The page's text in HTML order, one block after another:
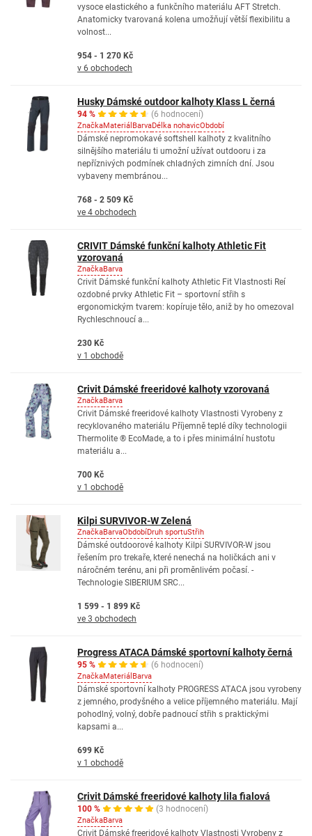
vysoce elastického a funkčního materiálu AFT Stretch.
Anatomicky tvarovaná kolena umožňují větší flexibilitu a
volnost...
954 - 1 270 Kč
v 6 obchodech
Husky Dámské outdoor kalhoty Klass L černá
94 % (6 hodnocení)
ZnačkaMateriál BarvaDélka nohavicObdobí
Dámské nepromokavé softshell kalhoty z kvalitního
silnějšího materiálu ti umožní užívat outdooru i za
nepříznivých podmínek chladných zimních dní. Jsou
vybaveny membránou...
768 - 2 509 Kč
ve 4 obchodech
CRIVIT Dámské funkční kalhoty Athletic Fit
vzorovaná
ZnačkaBarva
Crivit Dámské funkční kalhoty Athletic Fit Vlastnosti Reí
ozdobné prvky Athletic Fit – sportovní střih s
ergonomickým tvarem: kopíruje tělo, aniž by ho omezoval
Rychleschnoucí a...
230 Kč
v 1 obchodě
Crivit Dámské freeridové kalhoty vzorovaná
ZnačkaBarva
Crivit Dámské freeridové kalhoty Vlastnosti Vyrobeny z
recyklovaného materiálu Příjemně teplé díky technologii
Thermolite ® EcoMade, a to i přes minimální hustotu
materiálu a...
700 Kč
v 1 obchodě
Kilpi SURVIVOR-W Zelená
ZnačkaBarvaObdobíDruh sportuStřih
Dámské outdoorové kalhoty Kilpi SURVIVOR-W jsou
řešením pro trekaře, které nenechá na holičkách ani v
náročném terénu, ani při proměnlivém počasí. -
Technologie SIBERIUM SRC...
1 599 - 1 899 Kč
ve 3 obchodech
Progress ATACA Dámské sportovní kalhoty černá
95 % (6 hodnocení)
ZnačkaMateriál Barva
Dámské sportovní kalhoty PROGRESS ATACA jsou vyrobeny
z jemného, prodyšného a velice příjemného materiálu. Mají
pohodlný, volný, dobře padnoucí střih s praktickými
kapsami a...
699 Kč
v 1 obchodě
Crivit Dámské freeridové kalhoty lila fialová
100 % (3 hodnocení)
ZnačkaBarva
Crivit Dámské freeridové kalhoty Vlastnosti Vyrobeny z